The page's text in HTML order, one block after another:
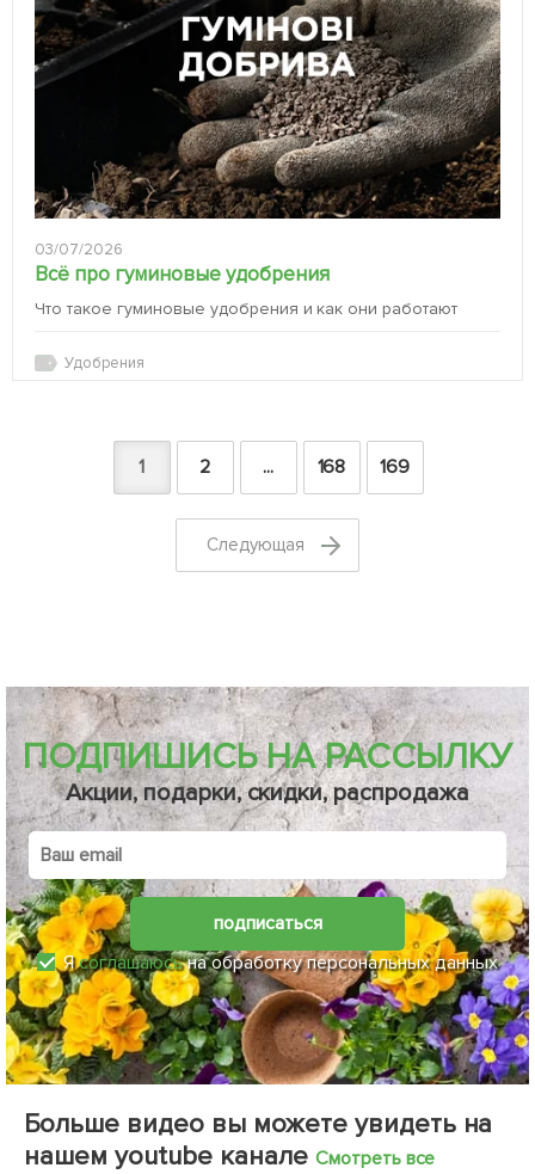
03/07/2026
Всё про гуминовые удобрения
Что такое гуминовые удобрения и как они работают
Удобрения
1 2 ... 168 169
Cледующая
ПОДПИШИСЬ НА РАССЫЛКУ
Акции, подарки, скидки, распродажа
подписаться
Ясоглашаюсьна обработку персональных данных
Больше видео вы можете увидеть на
нашем youtube канале Смотреть все